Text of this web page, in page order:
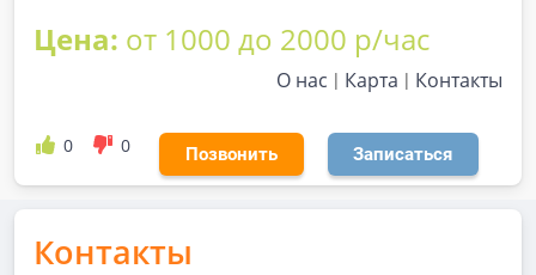
Цена: от 1000 до 2000 р/час
О нас Карта Контакты
0 0 Позвонить Записаться
Контакты